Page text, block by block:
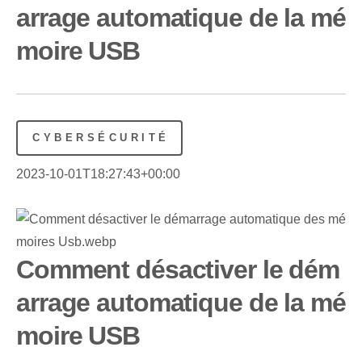
arrage automatique de la mé
moire USB
CYBERSÉCURITÉ
2023-10-01T18:27:43+00:00
Comment désactiver le dém
arrage automatique de la mé
moire USB